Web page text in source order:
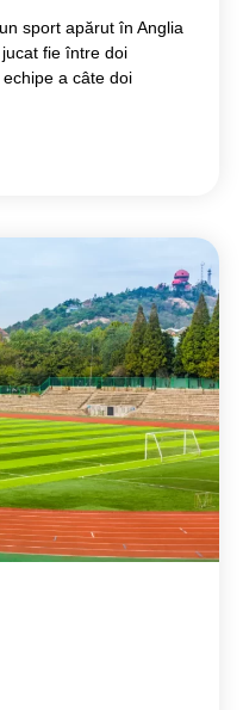
sport apărut în Anglia
fie între doi
a câte doi